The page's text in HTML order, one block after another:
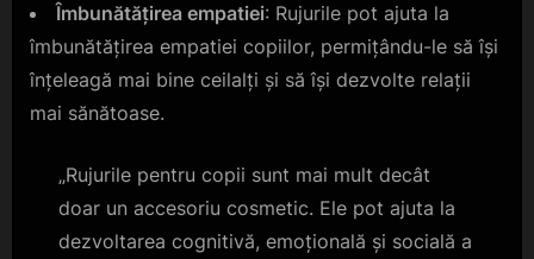
Îmbunătățirea empatiei: Rujurile pot ajuta la
îmbunătățirea empatiei copiilor, permițându-le să își
înțeleagă mai bine ceilalți și să își dezvolte relații
mai sănătoase.
„Rujurile pentru copii sunt mai mult decât
doar un accesoriu cosmetic. Ele pot ajuta la
dezvoltarea cognitivă, emoțională și socială a